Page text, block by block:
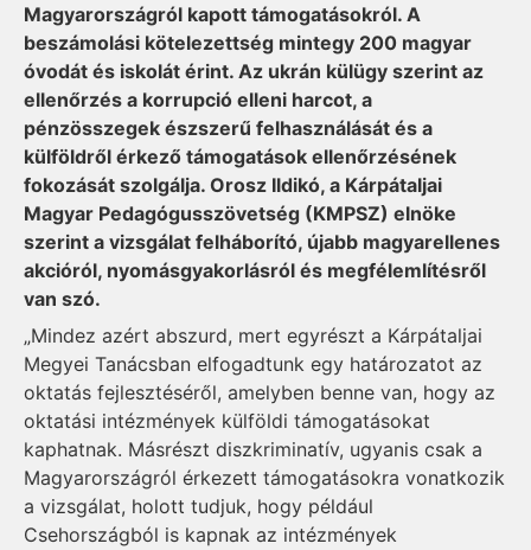
Magyarországról kapott támogatásokról. A
beszámolási kötelezettség mintegy 200 magyar
óvodát és iskolát érint. Az ukrán külügy szerint az
ellenőrzés a korrupció elleni harcot, a
pénzösszegek észszerű felhasználását és a
külföldről érkező támogatások ellenőrzésének
fokozását szolgálja. Orosz Ildikó, a Kárpátaljai
Magyar Pedagógusszövetség (KMPSZ) elnöke
szerint a vizsgálat felháborító, újabb magyarellenes
akcióról, nyomásgyakorlásról és megfélemlítésről
van szó.
„Mindez azért abszurd, mert egyrészt a Kárpátaljai
Megyei Tanácsban elfogadtunk egy határozatot az
oktatás fejlesztéséről, amelyben benne van, hogy az
oktatási intézmények külföldi támogatásokat
kaphatnak. Másrészt diszkriminatív, ugyanis csak a
Magyarországról érkezett támogatásokra vonatkozik
a vizsgálat, holott tudjuk, hogy például
Csehországból is kapnak az intézmények